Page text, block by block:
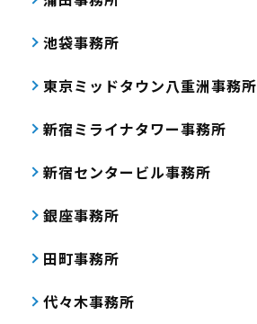
池袋事務所
東京ミッドタウン八重洲事務所
新宿ミライナタワー事務所
新宿センタービル事務所
銀座事務所
田町事務所
代々木事務所